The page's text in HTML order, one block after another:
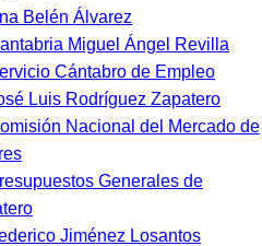
Belén Álvarez
Miguel Ángel Revilla
Cántabro de Empleo
Luis Rodríguez Zapatero
Nacional del Mercado de
Generales de
Jiménez Losantos